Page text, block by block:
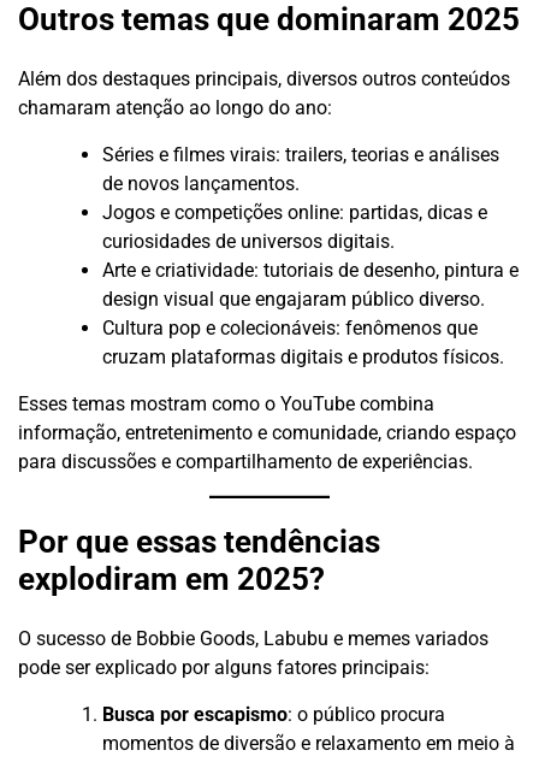
Outros temas que dominaram 2025
Além dos destaques principais, diversos outros conteúdos
chamaram atenção ao longo do ano:
Séries e filmes virais: trailers, teorias e análises
de novos lançamentos.
Jogos e competições online: partidas, dicas e
curiosidades de universos digitais.
Arte e criatividade: tutoriais de desenho, pintura e
design visual que engajaram público diverso.
Cultura pop e colecionáveis: fenômenos que
cruzam plataformas digitais e produtos físicos.
Esses temas mostram como o YouTube combina
informação, entretenimento e comunidade, criando espaço
para discussões e compartilhamento de experiências.
Por que essas tendências
explodiram em 2025?
O sucesso de Bobbie Goods, Labubu e memes variados
pode ser explicado por alguns fatores principais:
Busca por escapismo: o público procura
momentos de diversão e relaxamento em meio à